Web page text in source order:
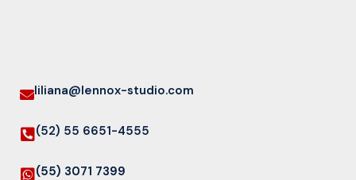
liliana@lennox-studio.com
(52) 55 6651-4555
(55) 3071 7399